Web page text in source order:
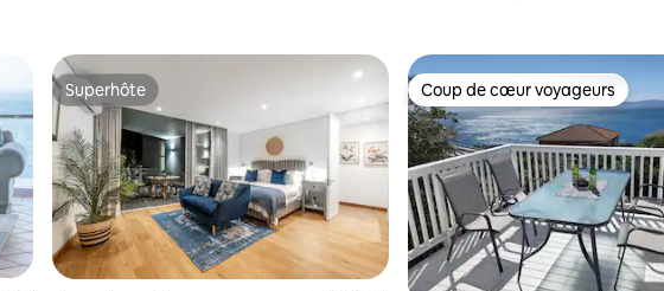
Superhôte
Superhôte Coup de cœur voyageurs
Coup de cœur voyageurs